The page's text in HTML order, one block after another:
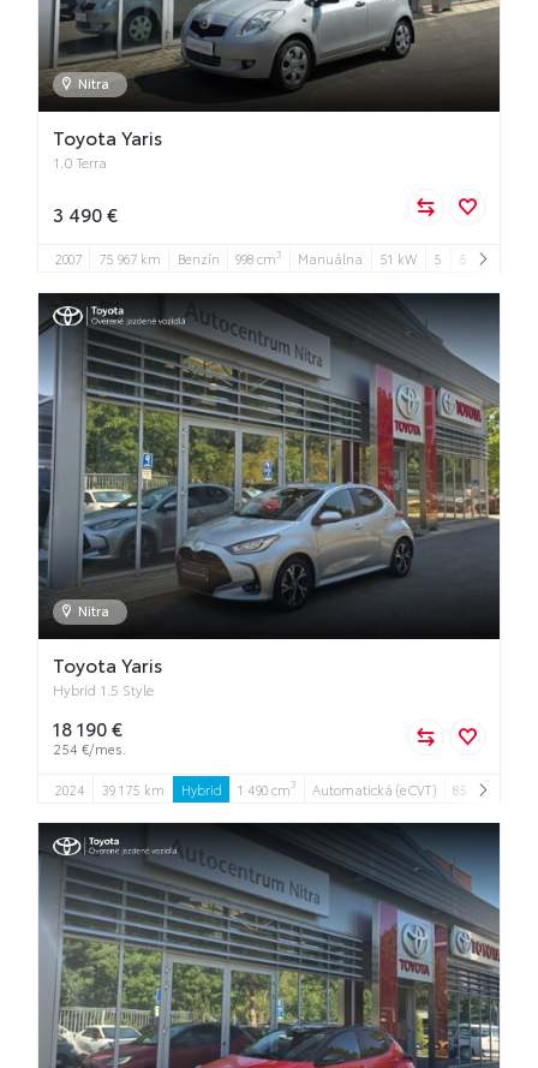
Nitra
Toyota Yaris
1.0 Terra
3 490 €
2007 75 967 km Benzín 998 cm3 Manuálna 51 kW 5 5
Nitra
Toyota Yaris
Hybrid 1.5 Style
18 190 €
254 €/mes.
2024 39 175 km Hybrid 1 490 cm3 Automatická (eCVT) 85 kW